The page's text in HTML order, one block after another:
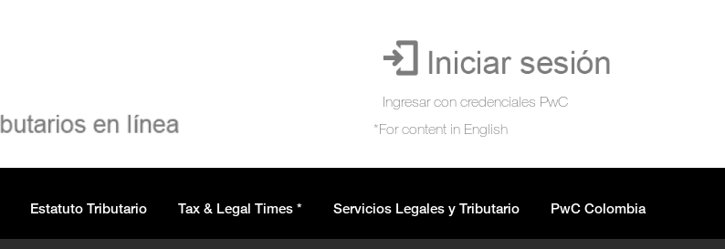
Estatuto Tributario Tax & Legal Times * Servicios Legales y Tributario PwC Colombia